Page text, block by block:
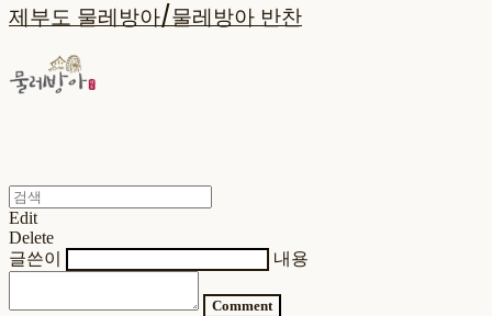
제부도 물레방아/물레방아 반찬
Edit
Delete
글쓴이
내용
Comment